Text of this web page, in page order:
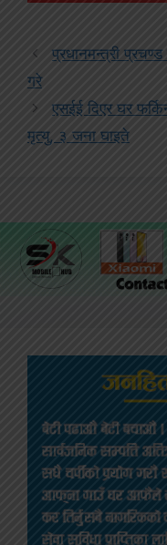
प्रधानमन्त्री
गरे
एसईई दिएर घर
मृत्यु, ३ जना घाइते